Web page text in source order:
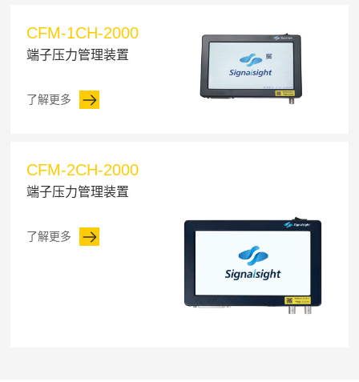
CFM-1CH-2000
端子压力管理装置
了解更多
CFM-2CH-2000
端子压力管理装置
了解更多